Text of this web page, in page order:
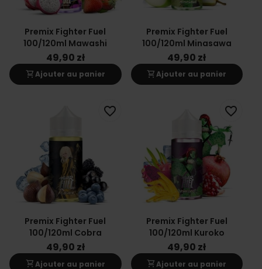
Premix Fighter Fuel
100/120ml Mawashi
49,90 zł
shopping_cartAjouter au panier
Premix Fighter Fuel
100/120ml Minasawa
49,90 zł
shopping_cartAjouter au panier
Premix Fighter Fuel
100/120ml Cobra
49,90 zł
shopping_cartAjouter au panier
favorite_border
Premix Fighter Fuel
100/120ml Kuroko
49,90 zł
shopping_cartAjouter au panier
favorite_border